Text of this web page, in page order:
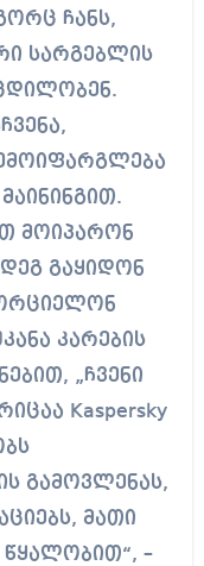
ჩანს,
სარგებლის
მოიპარონ
გაყიდონ
კარების
„ჩვენი
Kaspersky
გამოვლენას,
მათი
–